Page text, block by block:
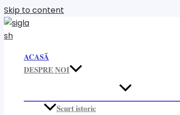
Skip to content
ACASĂ
DESPRE NOI
Scurt istoric